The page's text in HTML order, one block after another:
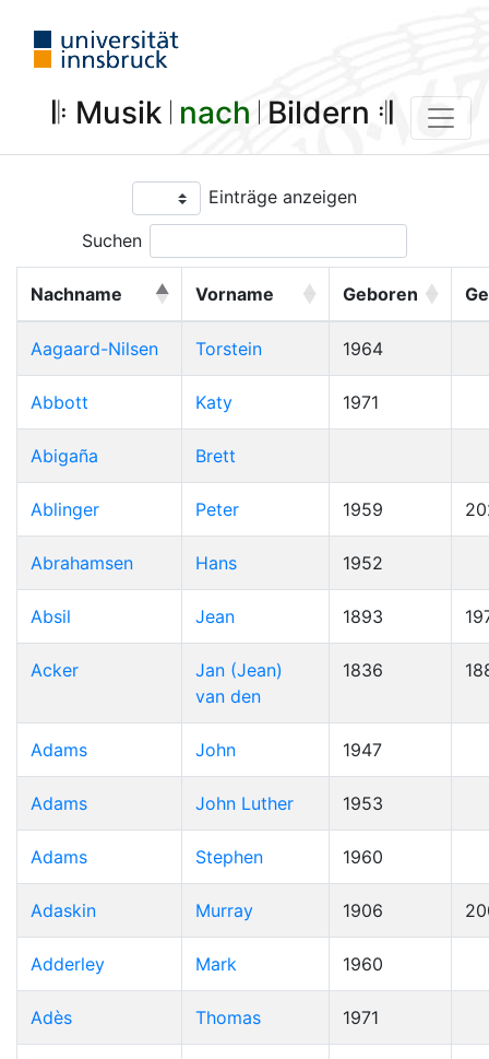
𝄆 Musik 𝄀 nach 𝄀 Bildern 𝄇
Einträge anzeigen
Suchen
Nachname Vorname Geboren
Aagaard-Nilsen Torstein 1964
Abbott Katy 1971
Abigaña Brett
Ablinger Peter 1959
Abrahamsen Hans 1952
Absil Jean 1893
Acker
Jan (Jean)
van den
1836
Adams John 1947
Adams John Luther 1953
Adams Stephen 1960
Adaskin Murray 1906
Adderley Mark 1960
Adès Thomas 1971